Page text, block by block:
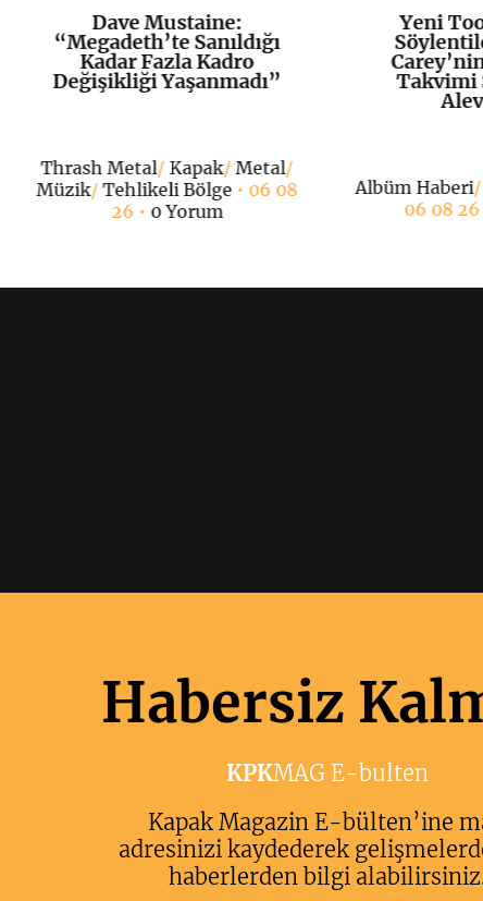
K+
Dave Mustaine:
“Megadeth’te Sanıldığı
Kadar Fazla Kadro
Değişikliği Yaşanmadı”
Thrash Metal/ Kapak/Metal/
Müzik/Tehlikeli Bölge • 06 08
26 • 0 Yorum
Yeni
Takvimi
Albüm Haberi
06 08
Habersiz
KPKMAG E-bulten
Kapak Magazin E-bülten’ine
adresinizi kaydederek
haberlerden bilgi